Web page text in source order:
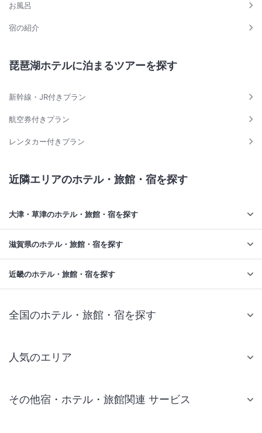
お風呂
宿の紹介
琵琶湖ホテルに泊まるツアーを探す
新幹線・JR付きプラン
航空券付きプラン
レンタカー付きプラン
近隣エリアのホテル・旅館・宿を探す
大津・草津のホテル・旅館・宿を探す
滋賀県のホテル・旅館・宿を探す
近畿のホテル・旅館・宿を探す
全国のホテル・旅館・宿を探す
人気のエリア
仙台 ホテル
その他宿・ホテル・旅館関連 サービス